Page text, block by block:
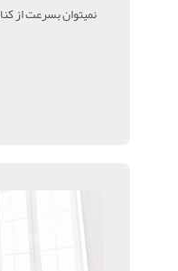
نمیتوان بسرعت از